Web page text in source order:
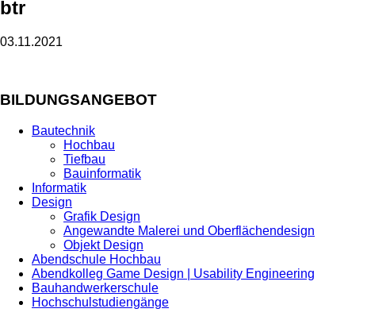
btr
03.11.2021
BILDUNGSANGEBOT
Bautechnik
Hochbau
Tiefbau
Bauinformatik
Informatik
Design
Grafik Design
Angewandte Malerei und Oberflächendesign
Objekt Design
Abendschule Hochbau
Abendkolleg Game Design | Usability Engineering
Bauhandwerkerschule
Hochschulstudiengänge